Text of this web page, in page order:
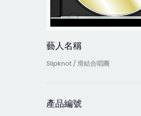
藝人名稱
Slipknot / 滑結合唱團
產品編號